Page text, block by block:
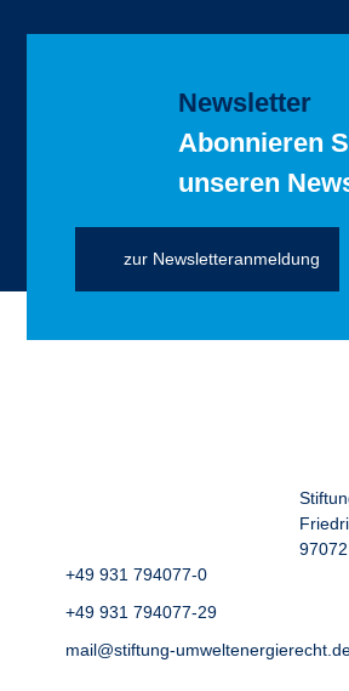
Newsletter
Abonnieren
unseren
zur Newsletteranmeldung
+49 931 794077-0
+49 931 794077-29
mail@stiftung-